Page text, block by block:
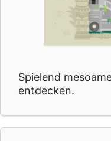
Spielend
entdecken.